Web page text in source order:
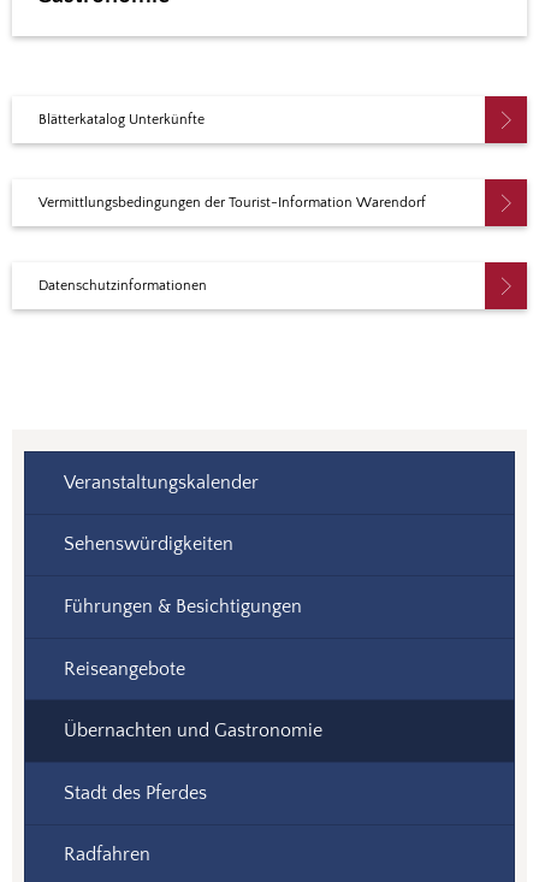
Blätterkatalog Unterkünfte
Vermittlungsbedingungen der Tourist-Information Warendorf
Datenschutzinformationen
Veranstaltungskalender
Sehenswürdigkeiten
Führungen & Besichtigungen
Reiseangebote
Übernachten und Gastronomie
Stadt des Pferdes
Radfahren